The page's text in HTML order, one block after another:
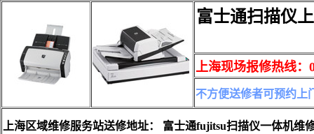
富士通扫描仪
上海现场报修热线：
不方便送修者可预约上
上海区域维修服务站送修地址： 富士通fujitsu扫描仪一体机维